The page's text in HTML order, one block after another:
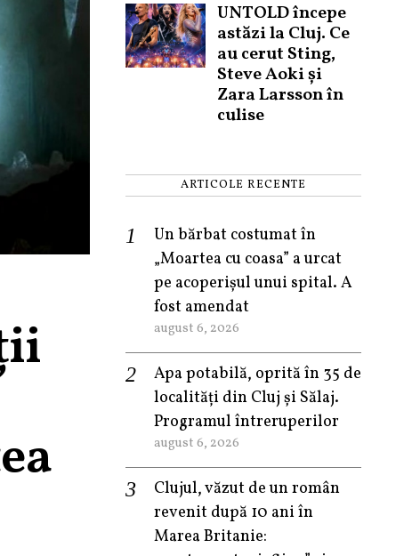
UNTOLD începe
astăzi la Cluj. Ce
au cerut Sting,
Steve Aoki și
Zara Larsson în
culise
ARTICOLE RECENTE
Un bărbat costumat în
„Moartea cu coasa” a urcat
pe acoperișul unui spital. A
fost amendat
august 6, 2026
Apa potabilă, oprită în 35 de
localități din Cluj și Sălaj.
Programul întreruperilor
august 6, 2026
Clujul, văzut de un român
revenit după 10 ani în
Marea Britanie: